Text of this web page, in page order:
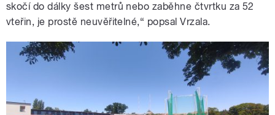
skočí do dálky šest metrů nebo zaběhne čtvrtku za 52
vteřin, je prostě neuvěřitelné,“ popsal Vrzala.